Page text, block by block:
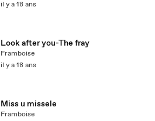
il y a 18 ans
Look after you-The fray
Framboise
il y a 18 ans
Miss u missele
Framboise